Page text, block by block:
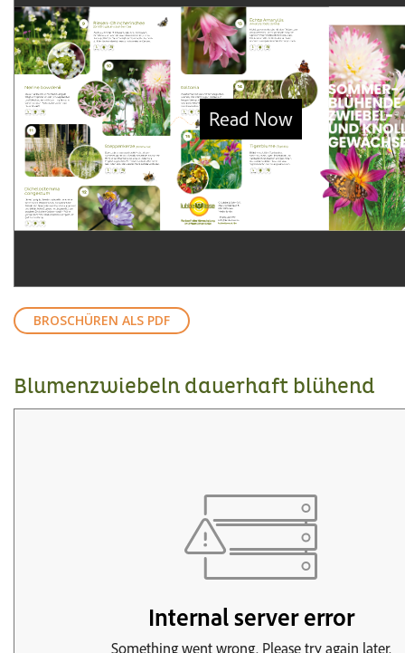
BROSCHÜREN ALS PDF
Blumenzwiebeln dauerhaft blühend